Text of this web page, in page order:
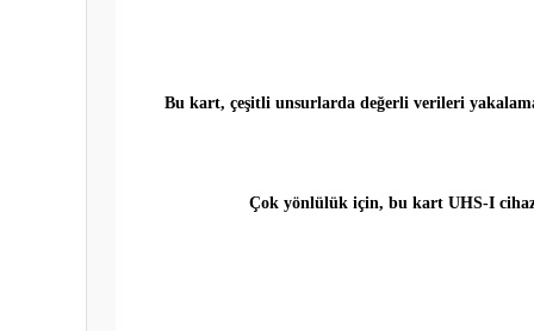
Bu kart, çeşitli unsurlarda değerli verileri
Çok yönlülük için, bu kart UHS-I